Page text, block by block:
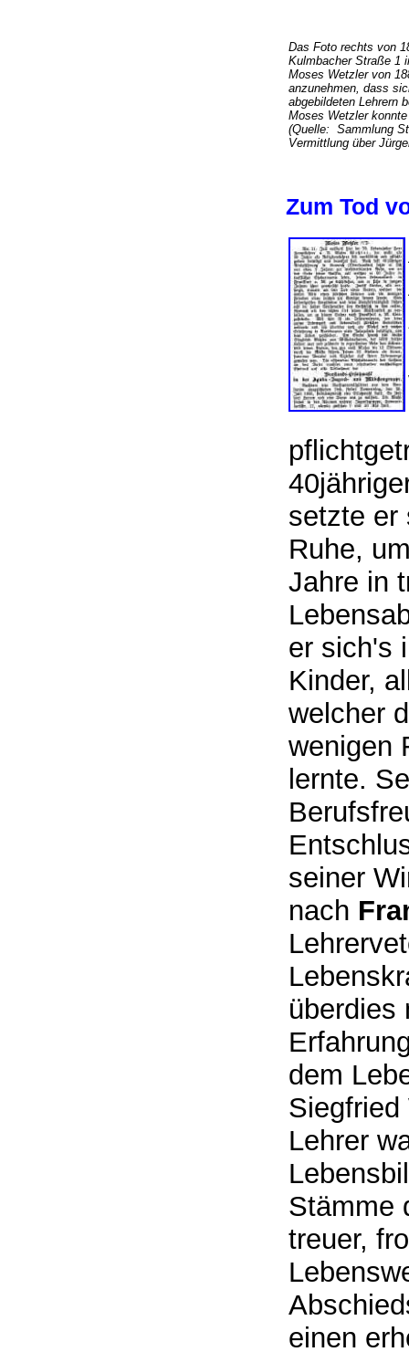
Das Foto rechts von
Kulmbacher Straße 1
Moses Wetzler von
anzunehmen, dass
abgebildeten Lehrern
Moses Wetzler
(Quelle: Sammlung
Vermittlung über
Zum Tod
setzte er
Ruhe,
Jahre in
er sich's
Kinder,
welcher
wenigen
lernte.
seiner
nach
überdies
dem
Lehrer
Stämme
treuer,
einen